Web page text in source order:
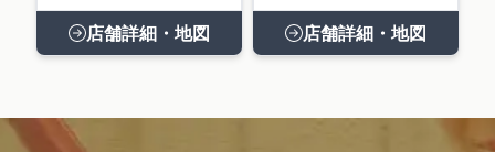
店舗詳細・地図 店舗詳細・地図